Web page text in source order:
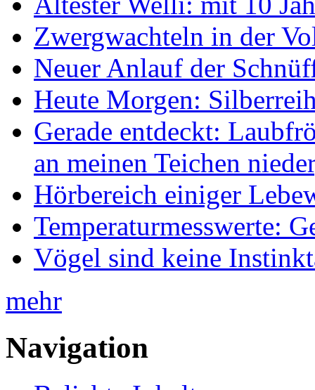
Zwergwachteln in der
Neuer Anlauf der
Heute Morgen:
Gerade entdeckt:
an meinen Teichen
Hörbereich einiger
Temperaturmesswerte:
Vögel sind keine
mehr
Navigation